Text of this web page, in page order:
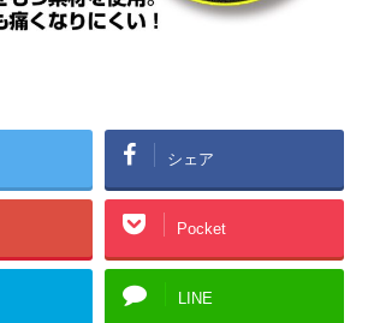
シェア
Pocket
LINE